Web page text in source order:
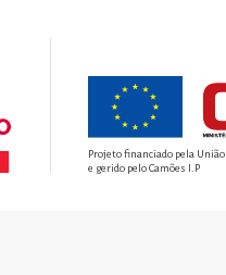
Projeto financiado pela
e gerido pelo Camões I.P